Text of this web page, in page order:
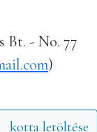
Bt. - No. 77
)
kotta letöltése